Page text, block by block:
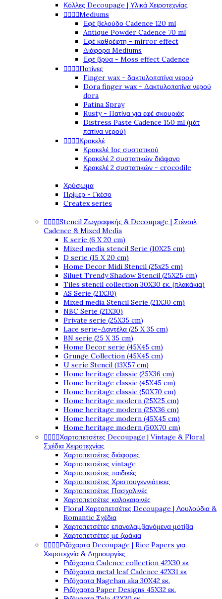
Κόλλες Decoupage | Υλικά Χειροτεχνίας
Mediums
Εφέ βελούδο Cadence 120 ml
Antique Powder Cadence 70 ml
Εφέ καθρέφτη - mirror effect
Διάφορα Mediums
Εφέ βρύα - Moss effect Cadence
Πατίνες
Finger wax - δακτυλοπατίνα νερού
Dora finger wax - Δακτυλοπατίνα νερού
dora
Patina Spray
Rusty - Πατίνα για εφέ σκουριάς
Distress Paste Cadence 150 ml (μάτ
πατίνα νερού)
Κρακελέ
Κρακελέ 1ος συστατικού
Κρακελέ 2 συστατικών διάφανο
Κρακελέ 2 συστατικών - crocodile
Χρύσωμα
Πρίμερ - Γκέσο
Createx series
Stencil Ζωγραφικής & Decoupage | Στένσιλ
Cadence & Mixed Media
K serie (6 X 20 cm)
Mixed media stencil Serie (10X25 cm)
D serie (15 X 20 cm)
Home Decor Midi Stencil (25x25 cm)
Siluet Trendy Shadow Stencil (25X25 cm)
Tiles stencil collection 30X30 εκ. (πλακάκια)
AS Serie (21X30)
Mixed media Stencil Serie (21X30 cm)
NBC Serie (21X30)
Private serie (25X35 cm)
Lace serie-Δαντέλα (25 X 35 cm)
BN serie (25 X 35 cm)
Home Decor serie (45X45 cm)
Grunge Collection (45X45 cm)
U serie Stencil (13X57 cm)
Home heritage classic (25X36 cm)
Home heritage classic (45X45 cm)
Home heritage classic (50X70 cm)
Home heritage modern (25X25 cm)
Home heritage modern (25X36 cm)
Home heritage modern (45X45 cm)
Home heritage modern (50X70 cm)
Χαρτοπετσέτες Decoupage | Vintage & Floral
Σχέδια Χειροτεχνίας
Χαρτοπετσέτες διάφορες
Χαρτοπετσέτες vintage
Χαρτοπετσέτες παιδικές
Χαρτοπετσέτες Χριστουγεννιάτικες
Χαρτοπετσέτες Πασχαλινές
Χαρτοπετσέτες καλοκαιρινές
Floral Χαρτοπετσέτες Decoupage | Λουλούδια &
Romantic Σχέδια
Χαρτοπετσέτες επαναλαμβανόμενα μοτίβα
Χαρτοπετσέτες με ζωάκια
Ριζόχαρτα Decoupage | Rice Papers για
Χειροτεχνία & Δημιουργίες
Ριζόχαρτα Cadence collection 42X30 εκ
Ριζόχαρτα metal leaf Cadence 42X31 εκ
Ριζόχαρτα Nagehan aka 30X42 εκ.
Ριζόχαρτα Paper Designs 45X32 εκ.